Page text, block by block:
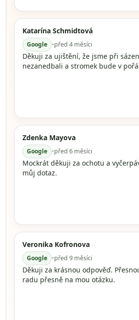
Katarína Schmidtová
Google •před 4 měsíci
Děkuji za ujištění, že jsme při
nezanedbali a stromek bude v
Zdenka Mayova
Google •před 6 měsíci
Mockrát děkuji za ochotu a
můj dotaz.
Veronika Kofronova
Google •před 9 měsíci
Děkuji za krásnou odpověď.
radu přesně na mou otázku.